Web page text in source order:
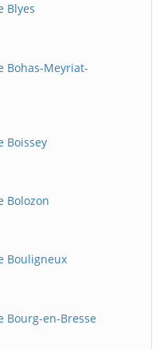
Blyes
Bohas-Meyriat-
Boissey
Bolozon
Bouligneux
en-Bresse